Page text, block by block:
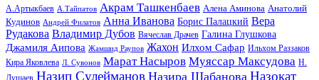
А.Артыкбаев А.Тайпатов Акрам Ташкенбаев Алена Аминова Анатолий
Кудинов Андрей Филатов Анна Иванова Борис Палацкий Вера
Рудакова Владимир Дубов Вячеслав Драчев Галина Глушкова
Джамиля Аипова Жамшид Раупов Жахон Илхом Сафар Ильхом Раззаков
Кира Яковлева Л. Сувонов Марат Насыров Муяссар Максудова Н.
Назип Сулейманов Назира Шабанова Назокат